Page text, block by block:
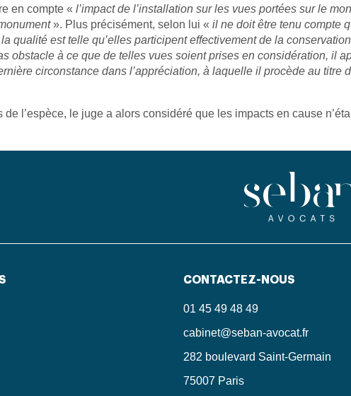
en compte « l’impact de l’installation sur les vues portées sur le
». Plus précisément, selon lui « il ne doit être tenu compte
qualité est telle qu’elles participent effectivement de la
obstacle à ce que de telles vues soient prises en considération, il
circonstance dans l’appréciation, à laquelle il procède au titre
de l’espèce, le juge a alors considéré que les impacts en cause
CONTACTEZ-NOUS
01 45 49 48 49
cabinet@seban-avocat.fr
282 boulevard Saint-Germain
75007 Paris